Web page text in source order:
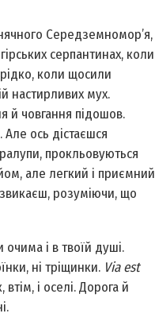
Середземномор’я,
серпантинах, коли
коли щосили
настирливих мух.
й човгання підошов.
ось дістаєшся
прокльовуються
але легкий і приємний
звикаєш, розуміючи, що
і в твоїй душі.
ні тріщинки. Via est
і оселі. Дорога й